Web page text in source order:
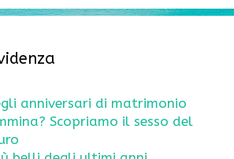
anniversari di matrimonio
Scopriamo il sesso del